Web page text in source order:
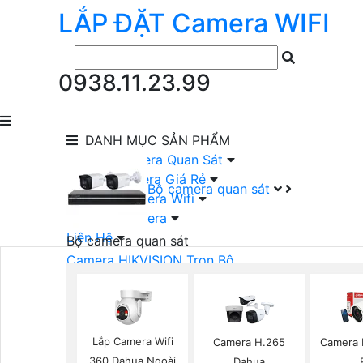
LẮP ĐẶT Camera WIFI
0938.11.23.99
DANH MỤC SẢN PHẨM
Bộ camera quan sát
Bộ camera quan sát
Camera HIKVISION Trọn Bộ
Camera DAHUA Trọn Bộ
Camera giá Rẻ Trọn Bộ
Bộ Camera Nên Dùng
Bộ Camera Có Màu Ban Đêm
lắp Đặt Camera Quan Sát
Lắp Bộ Camera Giá Rẻ
Lắp Đặt Camera Wifi
Đầu Ghi Camera
Liên Hệ
Lắp Camera Wifi
Camera H.265
Camera